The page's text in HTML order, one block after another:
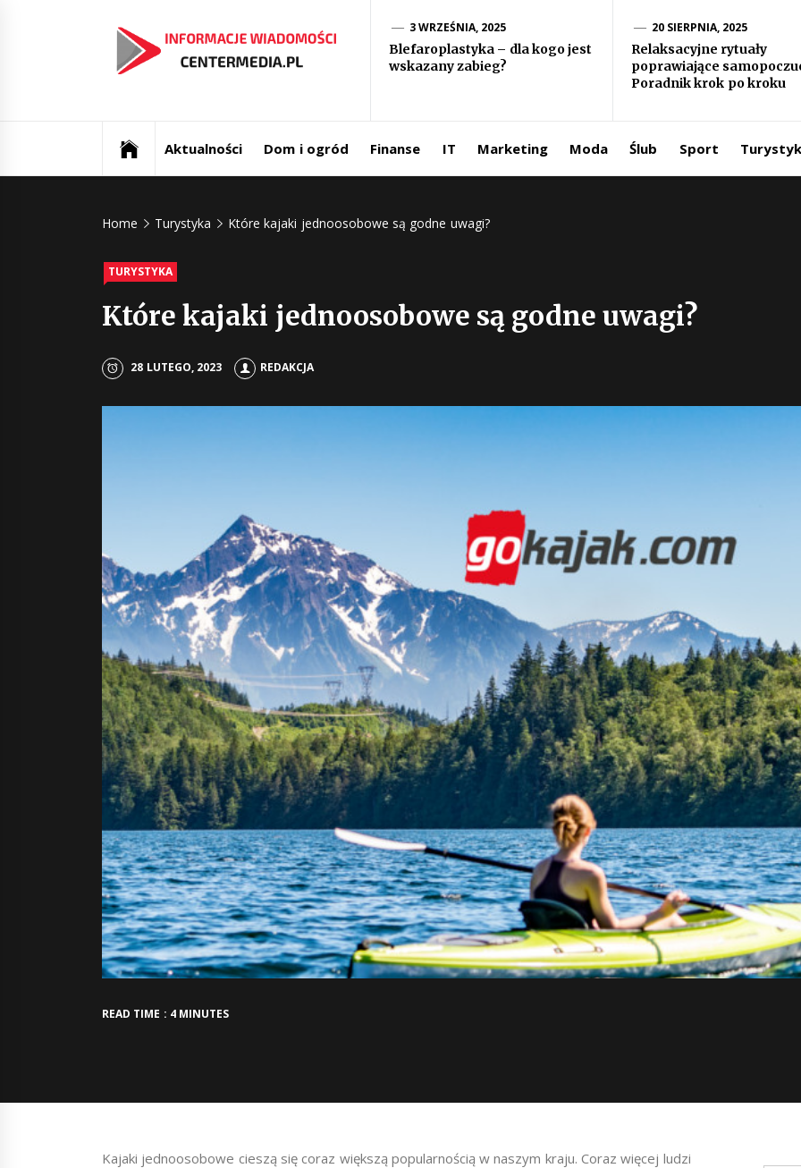
Informacje ze
świata
Centermedia.pl
3 WRZEŚNIA, 2025
Blefaroplastyka – dla kogo jest
wskazany zabieg?
20 SIERPNIA, 2025
Relaksacyjne rytuały
poprawiające
Poradnik krok po kroku
Aktualności Dom i ogród Finanse IT Marketing Moda Ślub Sport
Home Turystyka Które kajaki jednoosobowe są godne uwagi?
TURYSTYKA
Które kajaki jednoosobowe są godne uwagi?
28 LUTEGO, 2023 REDAKCJA
READ TIME : 4 MINUTES
Kajaki jednoosobowe cieszą się coraz większą popularnością w naszym kraju. Coraz więcej ludzi